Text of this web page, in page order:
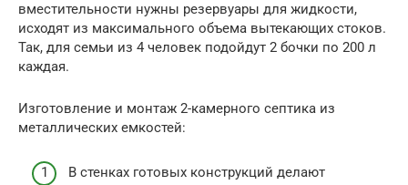
вместительности нужны резервуары для жидкости,
исходят из максимального объема вытекающих стоков.
Так, для семьи из 4 человек подойдут 2 бочки по 200 л
каждая.
Изготовление и монтаж 2-камерного септика из
металлических емкостей:
В стенках готовых конструкций делают